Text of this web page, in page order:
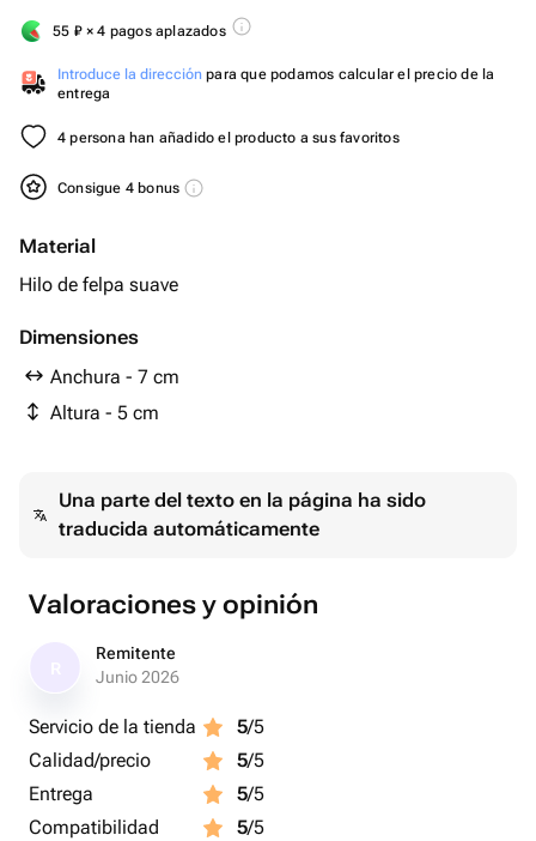
55 ₽× 4 pagos aplazados
Introduce la dirección para que podamos calcular el precio de la
entrega
4 persona han añadido el producto a sus favoritos
Consigue 4 bonus
Material
Hilo de felpa suave
Dimensiones
Anchura - 7 cm
Altura - 5 cm
Una parte del texto en la página ha sido
traducida automáticamente
Valoraciones y opinión
Remitente
Junio 2026
Servicio de la tienda 5/5
Calidad/precio
5/5
Entrega
5/5
Compatibilidad
5/5